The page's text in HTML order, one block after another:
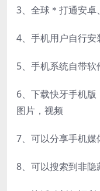
3、全球＊打通安
4、手机用户自行安
5、手机系统自带
6、下载快牙手机
图片，视频
7、可以分享手机
8、可以搜索到非